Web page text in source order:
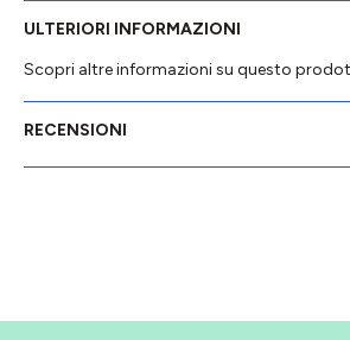
ULTERIORI INFORMAZIONI
Scopri altre informazioni su questo
RECENSIONI